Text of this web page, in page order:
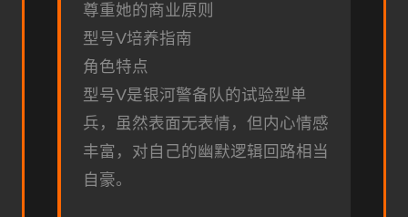
尊重她的商业原则
型号V培养指南
角色特点
型号V是银河警备队的试验型单
兵，虽然表面无表情，但内心情感
丰富，对自己的幽默逻辑回路相当
自豪。